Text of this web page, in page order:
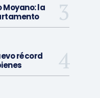
Moyano: la
récord